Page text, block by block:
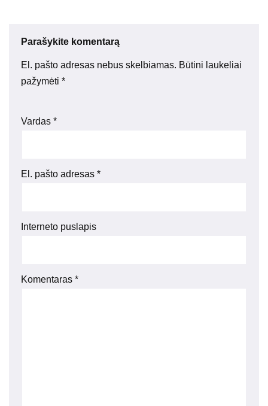
Parašykite komentarą
El. pašto adresas nebus skelbiamas. Būtini laukeliai
pažymėti *
Vardas *
El. pašto adresas *
Interneto puslapis
Komentaras *